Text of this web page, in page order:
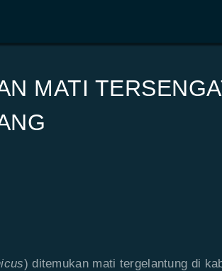
MATI
) ditemukan mati tergelantung di